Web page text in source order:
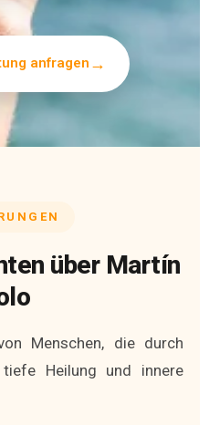
anfragen
über Martín
Menschen, die durch
tiefe Heilung und innere